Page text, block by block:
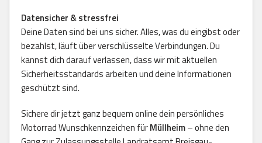
Datensicher & stressfrei
Deine Daten sind bei uns sicher. Alles, was du eingibst oder
bezahlst, läuft über verschlüsselte Verbindungen. Du
kannst dich darauf verlassen, dass wir mit aktuellen
Sicherheitsstandards arbeiten und deine Informationen
geschützt sind.
Sichere dir jetzt ganz bequem online dein persönliches
Motorrad Wunschkennzeichen fürMüllheim– ohne den